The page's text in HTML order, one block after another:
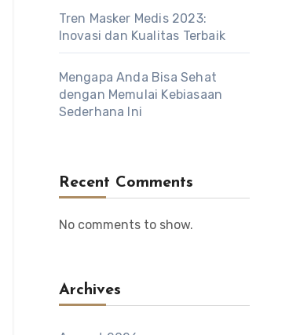
Tren Masker Medis 2023:
Inovasi dan Kualitas Terbaik
Mengapa Anda Bisa Sehat
dengan Memulai Kebiasaan
Sederhana Ini
Recent Comments
No comments to show.
Archives